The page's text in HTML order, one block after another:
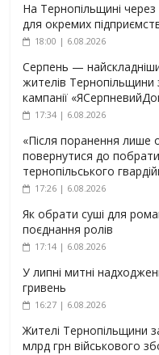
На Тернопільщині
для окремих
18:00 | 6.08.2026
Серпень —
жителів
кампанії
17:34 | 6.08.2026
«Після поранення лише
повернутися до
тернопільського
17:26 | 6.08.2026
Як обрати суші для
поєднання ролів
17:14 | 6.08.2026
У липні митні
гривень
16:27 | 6.08.2026
Жителі Тернопільщини
млрд грн військового